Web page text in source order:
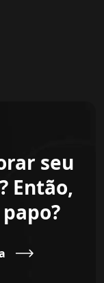
seu
Então,